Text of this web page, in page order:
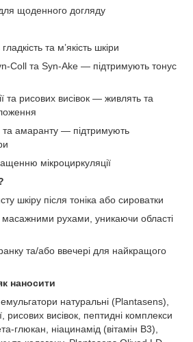
щоденного догляду
та м’якість шкіри
Coll та Syn-Ake — підтримують тонус
та рисових висівок — живлять та
амаранту — підтримують
мікроциркуляції
шкіру після тоніка або сироватки
масажними рухами, уникаючи області
та/або ввечері для найкращого
наносити
натуральні (Plantasens),
рисових висівок, пептидні комплекси
глюкан, ніацинамід (вітамін B3),